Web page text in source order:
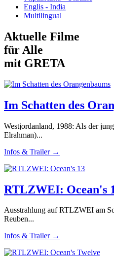
Englis - India
Multilingual
Aktuelle Filme
für Alle
mit GRETA
Im Schatten des
Westjordanland, 1988: Als der
Elrahman)...
Infos & Trailer →
RTLZWEI: Ocean's
Ausstrahlung auf RTLZWEI am
Reuben...
Infos & Trailer →